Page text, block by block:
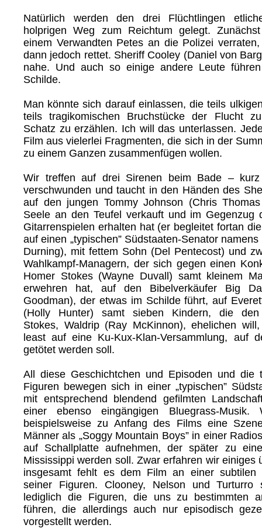
Natürlich werden den drei Flüchtlingen
holprigen Weg zum Reichtum gelegt.
einem Verwandten Petes an die Polizei
dann jedoch rettet. Sheriff Cooley (Daniel von
nahe. Und auch so einige andere Leute
Schilde.
Man könnte sich darauf einlassen, die teils
teils tragikomischen Bruchstücke der Flucht
Schatz zu erzählen. Ich will das unterlassen.
Film aus vielerlei Fragmenten, die sich in der
zu einem Ganzen zusammenfügen wollen.
Wir treffen auf drei Sirenen beim Bade –
verschwunden und taucht in den Händen des
auf den jungen Tommy Johnson (Chris
Seele an den Teufel verkauft und im Gegenzug
Gitarrenspielen erhalten hat (er begleitet fortan
auf einen „typischen” Südstaaten-Senator namens
Durning), mit fettem Sohn (Del Pentecost) und
Wahlkampf-Managern, der sich gegen einen
Homer Stokes (Wayne Duvall) samt kleinem
erwehren hat, auf den Bibelverkäufer Big
Goodman), der etwas im Schilde führt, auf
(Holly Hunter) samt sieben Kindern, die den
Stokes, Waldrip (Ray McKinnon), ehelichen
least auf eine Ku-Kux-Klan-Versammlung, auf
getötet werden soll.
All diese Geschichtchen und Episoden und die
Figuren bewegen sich in einer „typischen”
mit entsprechend blendend gefilmten
einer ebenso eingängigen Bluegrass-Musik.
beispielsweise zu Anfang des Films eine
Männer als „Soggy Mountain Boys” in einer
auf Schallplatte aufnehmen, der später zu
Mississippi werden soll. Zwar erfahren wir einiges
insgesamt fehlt es dem Film an einer subtilen
seiner Figuren. Clooney, Nelson und Turturro
lediglich die Figuren, die uns zu bestimmten
führen, die allerdings auch nur episodisch
vorgestellt werden.